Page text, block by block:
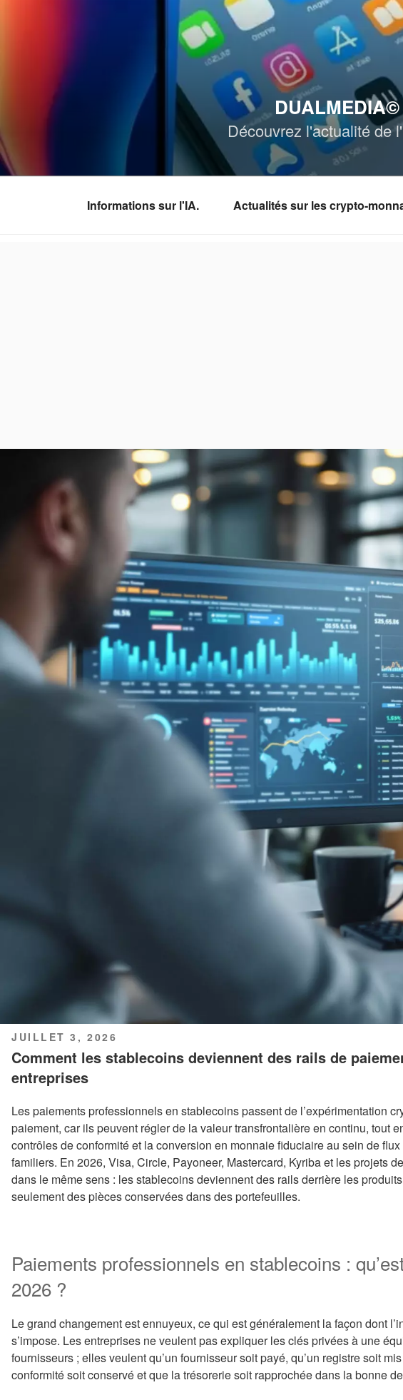
Découvrez l'actualité de
Informations sur l'IA. Actualités sur les crypto-
PUBLIÉ
LE
JUILLET 3, 2026
Comment les stablecoins deviennent des rails de
entreprises
Les paiements professionnels en stablecoins passent de l’expérimentation
paiement, car ils peuvent régler de la valeur transfrontalière en continu, tout
contrôles de conformité et la conversion en monnaie fiduciaire au sein de
familiers. En 2026, Visa, Circle, Payoneer, Mastercard, Kyriba et les projets
dans le même sens : les stablecoins deviennent des rails derrière les
seulement des pièces conservées dans des portefeuilles.
Paiements professionnels en stablecoins :
2026 ?
Le grand changement est ennuyeux, ce qui est généralement la façon dont
s’impose. Les entreprises ne veulent pas expliquer les clés privées à une
fournisseurs ; elles veulent qu’un fournisseur soit payé, qu’un registre soit
conformité soit conservé et que la trésorerie soit rapprochée dans la bonne